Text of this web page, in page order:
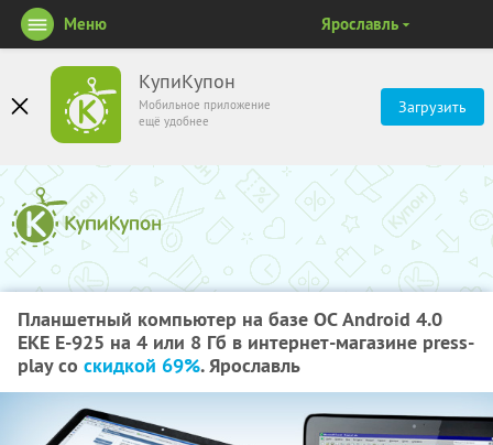
КупиКупон
Мобильное приложение
ещё удобнее
Загрузить
Меню Ярославль
Планшетный компьютер на базе ОС Android 4.0
EKE E-925 на 4 или 8 Гб в интернет-магазине press-
play со скидкой 69%. Ярославль